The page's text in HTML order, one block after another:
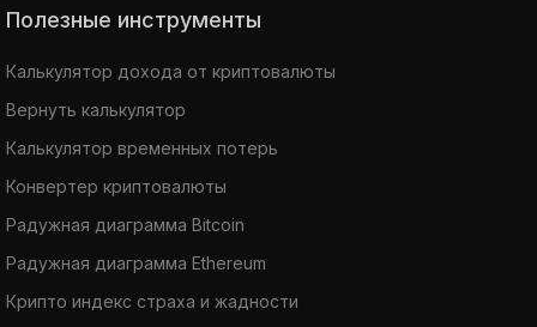
Полезные инструменты
Калькулятор дохода от криптовалюты
Вернуть калькулятор
Калькулятор временных потерь
Конвертер криптовалюты
Радужная диаграмма Bitcoin
Радужная диаграмма Ethereum
Крипто индекс страха и жадности